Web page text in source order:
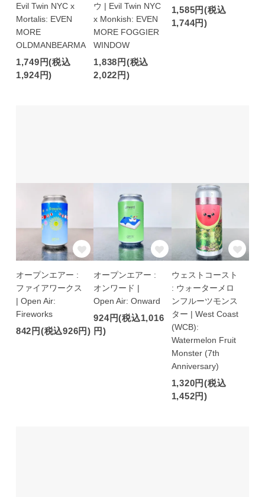
Evil Twin NYC x
Mortalis: EVEN
MORE
OLDMANBEARMA
1,749円(税込
1,924円)
ウ | Evil Twin NYC
x Monkish: EVEN
MORE FOGGIER
WINDOW
1,838円(税込
2,022円)
1,585円(税込
1,744円)
オープンエアー :
ファイアワークス
| Open Air:
Fireworks
842円(税込926円)
オープンエアー :
オンワード |
Open Air: Onward
924円(税込1,016
円)
ウェストコースト
: ウォーターメロ
ンフルーツモンス
ター | West Coast
(WCB):
Watermelon Fruit
Monster (7th
Anniversary)
1,320円(税込
1,452円)